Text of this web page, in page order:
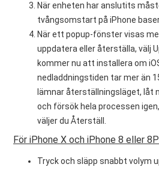
När enheten har anslutits
tvångsomstart på iPhone
När ett popup-fönster visas
uppdatera eller återställa, välj
kommer nu att installera om
nedladdningstiden tar mer än
lämnar återställningsläget, låt
och försök hela processen
väljer du Återställ.
För iPhone X och iPhone 8 eller
Tryck och släpp snabbt volym